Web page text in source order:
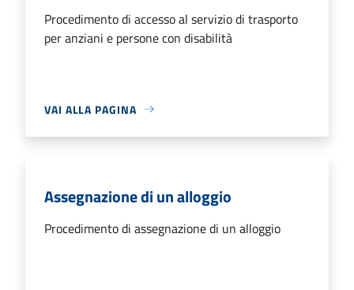
Procedimento di accesso al servizio di trasporto
per anziani e persone con disabilità
VAI ALLA PAGINA
Assegnazione di un alloggio
Procedimento di assegnazione di un alloggio